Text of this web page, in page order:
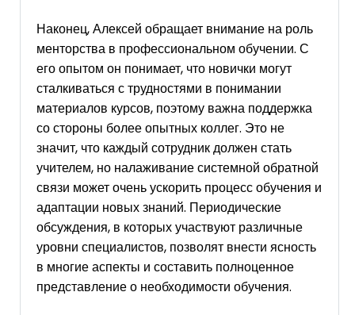
Наконец, Алексей обращает внимание на роль
менторства в профессиональном обучении. С
его опытом он понимает, что новички могут
сталкиваться с трудностями в понимании
материалов курсов, поэтому важна поддержка
со стороны более опытных коллег. Это не
значит, что каждый сотрудник должен стать
учителем, но налаживание системной обратной
связи может очень ускорить процесс обучения и
адаптации новых знаний. Периодические
обсуждения, в которых участвуют различные
уровни специалистов, позволят внести ясность
в многие аспекты и составить полноценное
представление о необходимости обучения.